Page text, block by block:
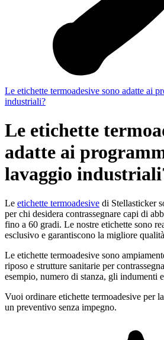
Le etichette termoadesive sono adatte ai
industriali?
Le etichette
adatte ai
lavaggio
Le etichette termoadesive di Stellasticker
per chi desidera contrassegnare capi di
fino a 60 gradi. Le nostre etichette sono
esclusivo e garantiscono la migliore
Le etichette termoadesive sono
riposo e strutture sanitarie per
esempio, numero di stanza, gli indumenti
Vuoi ordinare etichette termoadesive per
un preventivo senza impegno.